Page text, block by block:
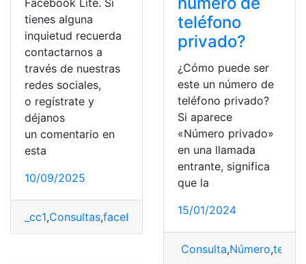
Facebook Lite. Si
tienes alguna
inquietud recuerda
contactarnos a
través de nuestras
redes sociales,
o regístrate y
déjanos
un comentario en
esta
10/09/2025
_cc1,Consultas,facebook teléfono, Teléfono fijo
teléfono
privado?
¿Cómo puede ser
este un número de
teléfono privado?
Si aparece
«Número privado»
en una llamada
entrante, significa
que la
15/01/2024
Consulta,Número,